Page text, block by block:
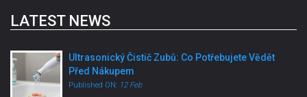
LATEST NEWS
Ultrasonický Čistič Zubů: Co Potřebujete Vědět
Před Nákupem
Published ON: 12 Feb